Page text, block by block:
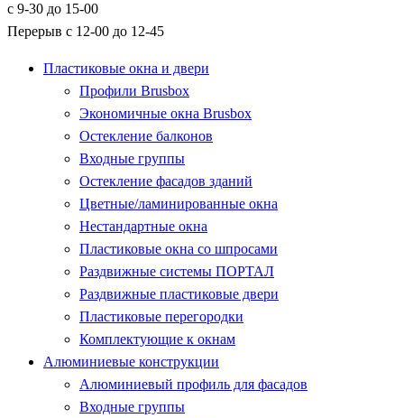
с 9-30 до 15-00
Перерыв с 12-00 до 12-45
Пластиковые окна и двери
Профили Brusbox
Экономичные окна Brusbox
Остекление балконов
Входные группы
Остекление фасадов зданий
Цветные/ламинированные окна
Нестандартные окна
Пластиковые окна со шпросами
Раздвижные системы ПОРТАЛ
Раздвижные пластиковые двери
Пластиковые перегородки
Комплектующие к окнам
Алюминиевые конструкции
Алюминиевый профиль для фасадов
Входные группы